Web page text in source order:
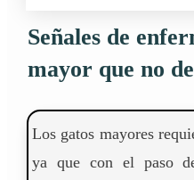
Señales de
mayor que no
Los gatos mayores
ya que con el paso